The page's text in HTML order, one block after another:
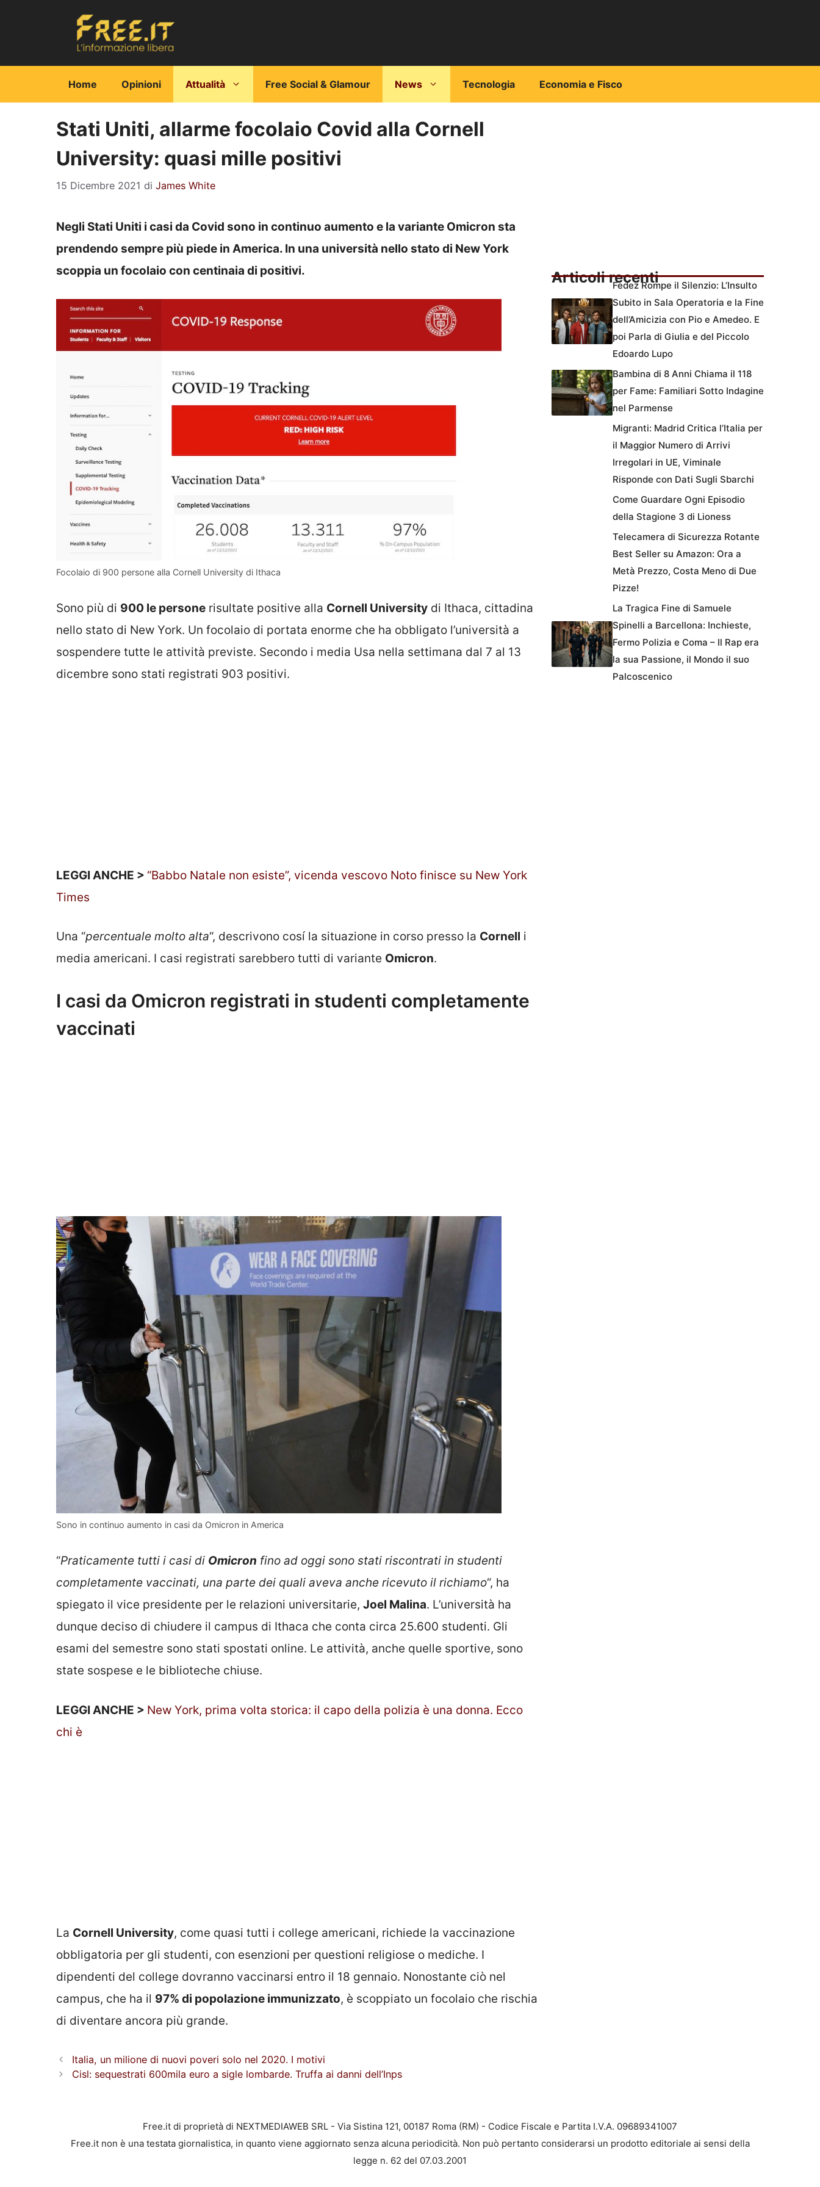
Home Opinioni Attualità Free Social & Glamour News Tecnologia Economia e Fisco
Stati Uniti, allarme focolaio Covid alla Cornell
University: quasi mille positivi
15 Dicembre 2021 di James White
Negli Stati Uniti i casi da Covid sono in continuo aumento e la variante Omicron sta
prendendo sempre più piede in America. In una università nello stato di New York
scoppia un focolaio con centinaia di positivi.
Focolaio di 900 persone alla Cornell University di Ithaca
Sono più di 900 le persone risultate positive alla Cornell University di Ithaca, cittadina
nello stato di New York. Un focolaio di portata enorme che ha obbligato l’università a
sospendere tutte le attività previste. Secondo i media Usa nella settimana dal 7 al 13
dicembre sono stati registrati 903 positivi.
LEGGI ANCHE > “Babbo Natale non esiste”, vicenda vescovo Noto finisce su New York
Times
Una “percentuale molto alta“, descrivono cosí la situazione in corso presso la Cornell i
media americani. I casi registrati sarebbero tutti di variante Omicron.
I casi da Omicron registrati in studenti completamente
vaccinati
Sono in continuo aumento in casi da Omicron in America
“Praticamente tutti i casi di Omicron fino ad oggi sono stati riscontrati in studenti
completamente vaccinati, una parte dei quali aveva anche ricevuto il richiamo“, ha
spiegato il vice presidente per le relazioni universitarie, Joel Malina. L’università ha
dunque deciso di chiudere il campus di Ithaca che conta circa 25.600 studenti. Gli
esami del semestre sono stati spostati online. Le attività, anche quelle sportive, sono
state sospese e le biblioteche chiuse.
LEGGI ANCHE > New York, prima volta storica: il capo della polizia è una donna. Ecco
chi è
La Cornell University, come quasi tutti i college americani, richiede la vaccinazione
obbligatoria per gli studenti, con esenzioni per questioni religiose o mediche. I
dipendenti del college dovranno vaccinarsi entro il 18 gennaio. Nonostante ciò nel
campus, che ha il 97% di popolazione immunizzato, è scoppiato un focolaio che rischia
di diventare ancora più grande.
Italia, un milione di nuovi poveri solo nel 2020. I motivi
Cisl: sequestrati 600mila euro a sigle lombarde. Truffa ai danni dell’Inps
Articoli recentiFedez Rompe il Silenzio: L’Insulto
Subito in Sala Operatoria e la Fine
dell’Amicizia con Pio e Amedeo. E
poi Parla di Giulia e del Piccolo
Edoardo Lupo
Bambina di 8 Anni Chiama il 118
per Fame: Familiari Sotto Indagine
nel Parmense
Migranti: Madrid Critica l’Italia per
il Maggior Numero di Arrivi
Irregolari in UE, Viminale
Risponde con Dati Sugli Sbarchi
Come Guardare Ogni Episodio
della Stagione 3 di Lioness
Telecamera di Sicurezza Rotante
Best Seller su Amazon: Ora a
Metà Prezzo, Costa Meno di Due
Pizze!
La Tragica Fine di Samuele
Spinelli a Barcellona: Inchieste,
Fermo Polizia e Coma – Il Rap era
la sua Passione, il Mondo il suo
Palcoscenico
Free.it di proprietà di NEXTMEDIAWEB SRL - Via Sistina 121, 00187 Roma (RM) - Codice Fiscale e Partita I.V.A. 09689341007
Free.it non è una testata giornalistica, in quanto viene aggiornato senza alcuna periodicità. Non può pertanto considerarsi un prodotto editoriale ai sensi della
legge n. 62 del 07.03.2001